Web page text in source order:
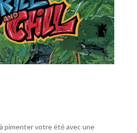
pimenter votre été avec une